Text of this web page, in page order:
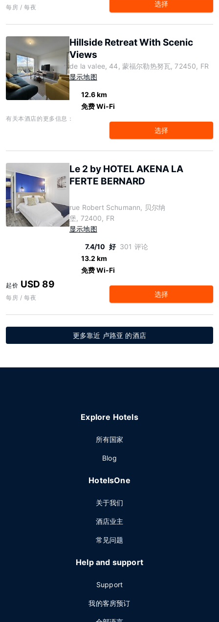
每房 / 每夜 选择
Hillside Retreat With Scenic
Views
de la valee, 44, 蒙福尔勒热努瓦, 72450, FR
显示地图
12.6 km
免费 Wi-Fi
有关本酒店的更多信息：
选择
Le 2 by HOTEL AKENA LA
FERTE BERNARD
rue Robert Schumann, 贝尔纳
堡, 72400, FR
显示地图
7.4/10 好 301 评论
13.2 km
免费 Wi-Fi
起价 USD 89
每房 / 每夜 选择
更多靠近 卢路亚 的酒店
Explore Hotels
所有国家
Blog
HotelsOne
关于我们
酒店业主
常见问题
Help and support
Support
我的客房预订